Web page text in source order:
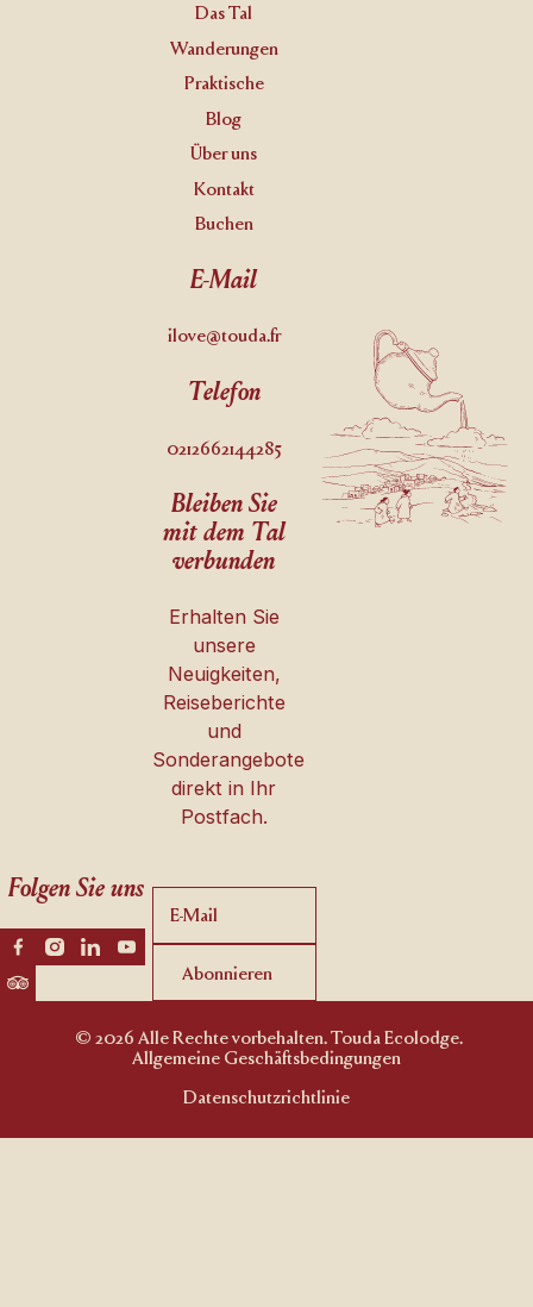
Folgen Sie uns
Das Tal
Wanderungen
Praktische
Blog
Über uns
Kontakt
Buchen
E-Mail
ilove@touda.fr
Telefon
0212662144285
Bleiben Sie
mit dem Tal
verbunden
Erhalten Sie
unsere
Neuigkeiten,
Reiseberichte
und
Sonderangebote
direkt in Ihr
Postfach.
Abonnieren
Abonnieren
© 2026 Alle Rechte vorbehalten. Touda Ecolodge.
Allgemeine Geschäftsbedingungen
Datenschutzrichtlinie